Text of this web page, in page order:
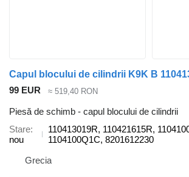
99 EUR ≈ 519,40 RON
Piesă de schimb - capul blocului de cilindrii
Stare
nou
110413019R, 110421615R,
1104100Q1C, 8201612230
Grecia